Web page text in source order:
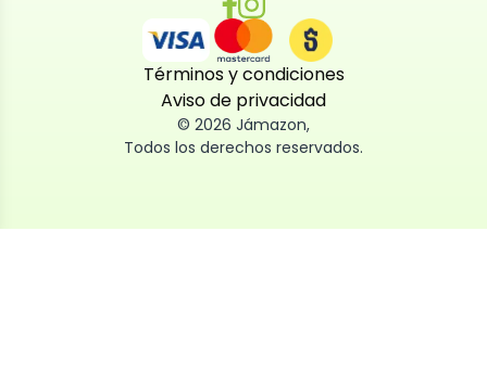
Términos y condiciones
Aviso de privacidad
© 2026 Jámazon,
Todos los derechos reservados.